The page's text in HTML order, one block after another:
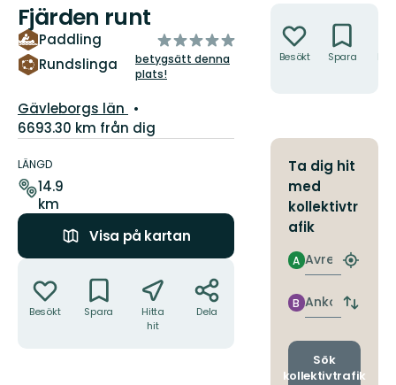
Fjärden runt
Paddling
Rundslinga
av
5
stjärnor
betygsätt denna
plats!
Län:
Gävleborgs län
6693.30 km från dig
om
leden
LÄNGD
14.9
km
Visa på kartan
Besökt Spara
Hitta
hit
Dela
Besökt Spara
Ta dig hit
med
kollektivtr
afik
Avresa
A
Hitta
Ankomst
B
Byt
och
Sök
kollektivtrafik